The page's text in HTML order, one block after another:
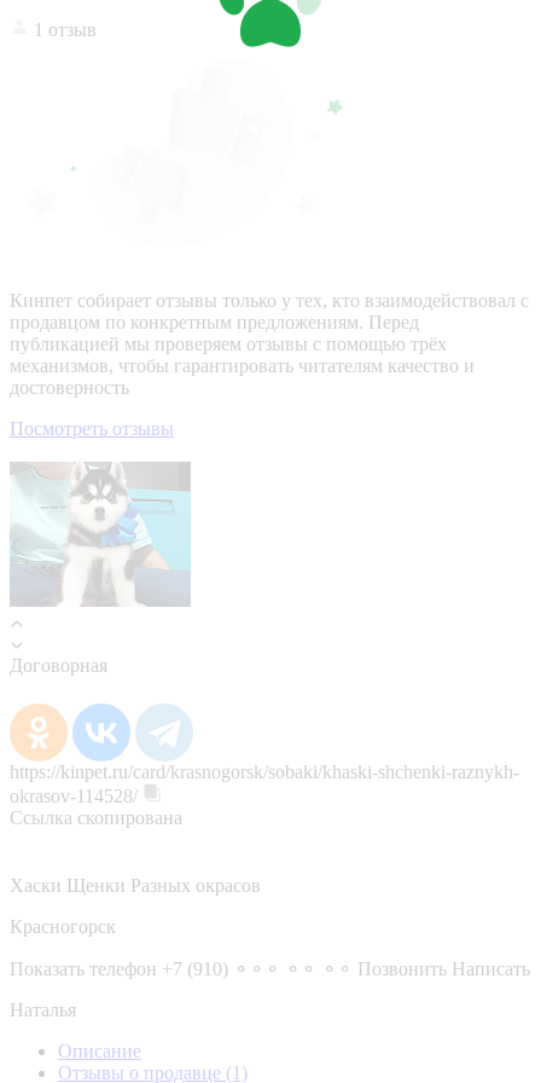
1 отзыв
Кинпет собирает отзывы только у тех, кто взаимодействовал с
продавцом по конкретным предложениям. Перед
публикацией мы проверяем отзывы с помощью трёх
механизмов, чтобы гарантировать читателям качество и
достоверность
Посмотреть отзывы
Договорная
https://kinpet.ru/card/krasnogorsk/sobaki/khaski-shchenki-raznykh-
okrasov-114528/
Ссылка скопирована
Хаски Щенки Разных окрасов
Красногорск
Показать телефон +7 (910) ⚬⚬⚬ ⚬⚬ ⚬⚬ Позвонить Написать
Наталья
Описание
Отзывы о продавце (1)